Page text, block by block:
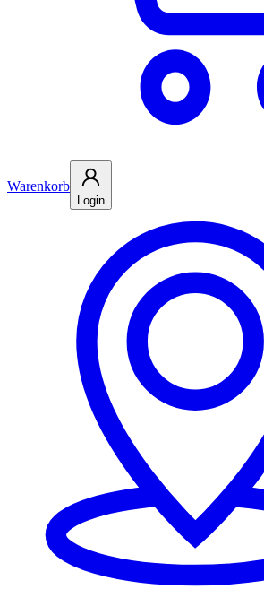
Warenkorb
Login